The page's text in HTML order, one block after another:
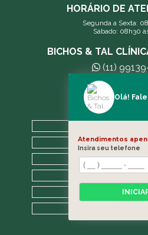
HORÁRIO DE
Segunda a Sexta:
Sábado: 08h30
BICHOS & TAL
(11)
A
BLOG
Olá!
Atendimentos
Insira seu telefone